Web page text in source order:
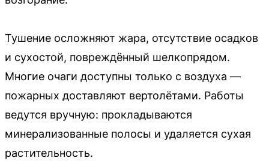
Тушение осложняют жара, отсутствие осадков
и сухостой, повреждённый шелкопрядом.
Многие очаги доступны только с воздуха —
пожарных доставляют вертолётами. Работы
ведутся вручную: прокладываются
минерализованные полосы и удаляется сухая
растительность.